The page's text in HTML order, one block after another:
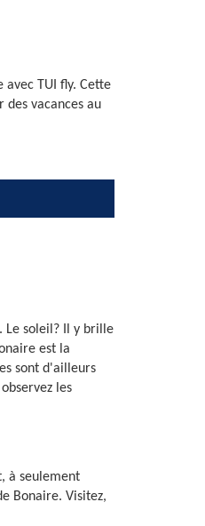
avec TUI fly. Cette
vacances au
Le soleil? Il y brille
est la
sont d'ailleurs
les
à seulement
Bonaire. Visitez,